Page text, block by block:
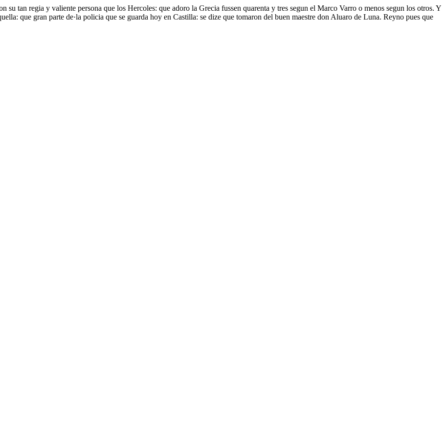
su tan regia y valiente persona que los Hercoles: que adoro la Grecia fussen quarenta y tres segun el Marco Varro o menos segun los otros. Y
que gran parte de·la policia que se guarda hoy en Castilla: se dize que tomaron del buen maestre don Aluaro de Luna. Reyno pues que